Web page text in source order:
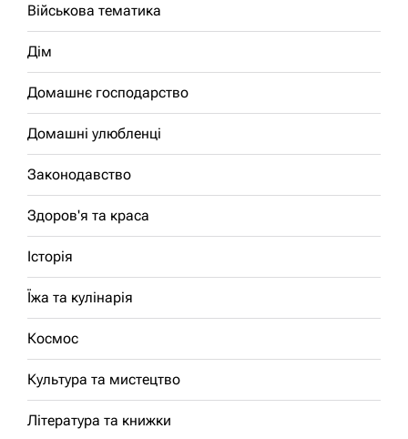
Військова тематика
Дім
Домашнє господарство
Домашні улюбленці
Законодавство
Здоров'я та краса
Історія
Їжа та кулінарія
Космос
Культура та мистецтво
Література та книжки